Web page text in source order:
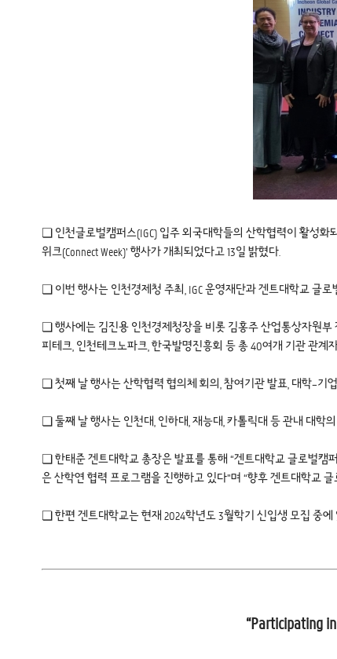
❏ 인천글로벌캠퍼스(IGC) 입주 외국대학들의 산학협력이 활성화
위크(Connect Week)’ 행사가 개최되었다고 13일 밝혔다.
❏ 이번 행사는 인천경제청 주최, IGC 운영재단과 겐트대학교 글
❏ 행사에는 김진용 인천경제청장을 비롯 김홍주 산업통상자원부
피테크, 인천테크노파크, 한국발명진흥회 등 총 40여개 기관 관
❏ 첫째 날 행사는 산학협력 협의체 회의, 참여기관 발표, 대학–기
❏ 둘째 날 행사는 인천대, 인하대, 재능대, 카톨릭대 등 관내 대학
❏ 한태준 겐트대학교 총장은 발표를 통해 “겐트대학교 글로벌캠
은 산학연 협력 프로그램을 진행하고 있다”며 “향후 겐트대학교
❏ 한편 겐트대학교는 현재 2024학년도 3월학기 신입생 모집 중
“Participating